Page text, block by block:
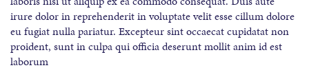
irure dolor in reprehenderit in voluptate velit esse cillum dolore
eu fugiat nulla pariatur. Excepteur sint occaecat cupidatat non
proident, sunt in culpa qui officia deserunt mollit anim id est
laborum